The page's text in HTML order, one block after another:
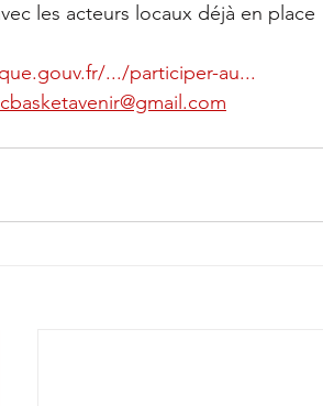
les acteurs locaux déjà en place
.../participer-au...